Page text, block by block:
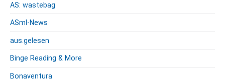
AS: wastebag
ASml-News
aus.gelesen
Binge Reading & More
Bonaventura